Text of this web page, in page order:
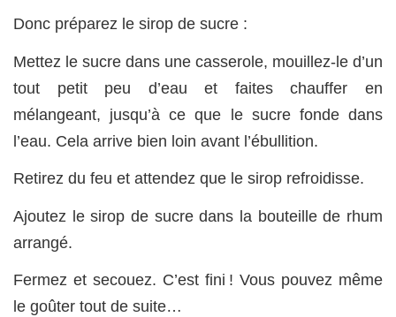
Donc préparez le sirop de sucre :
Mettez le sucre dans une casserole, mouillez-le d’un
tout petit peu d’eau et faites chauffer en
mélangeant, jusqu’à ce que le sucre fonde dans
l’eau. Cela arrive bien loin avant l’ébullition.
Retirez du feu et attendez que le sirop refroidisse.
Ajoutez le sirop de sucre dans la bouteille de rhum
arrangé.
Fermez et secouez. C’est fini ! Vous pouvez même
le goûter tout de suite…